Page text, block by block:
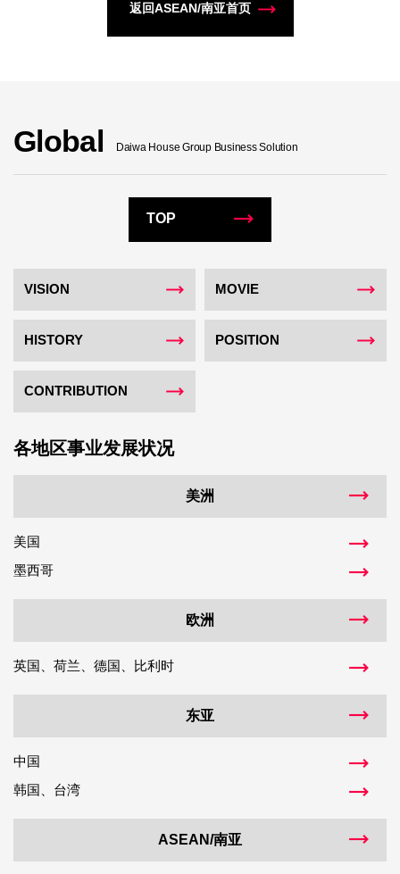
返回ASEAN/南亚首页
Global Daiwa House Group Business Solution
TOP
VISION MOVIE
HISTORY POSITION
CONTRIBUTION
各地区事业发展状况
美洲
美国
墨西哥
欧洲
英国、荷兰、德国、比利时
东亚
中国
韩国、台湾
ASEAN/南亚